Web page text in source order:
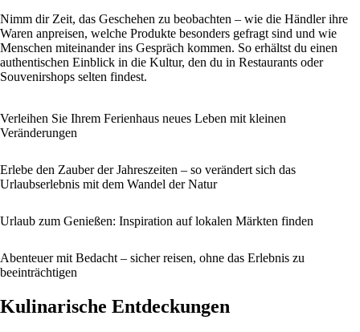
Nimm dir Zeit, das Geschehen zu beobachten – wie die Händler ihre
Waren anpreisen, welche Produkte besonders gefragt sind und wie
Menschen miteinander ins Gespräch kommen. So erhältst du einen
authentischen Einblick in die Kultur, den du in Restaurants oder
Souvenirshops selten findest.
Verleihen Sie Ihrem Ferienhaus neues Leben mit kleinen
Veränderungen
Erlebe den Zauber der Jahreszeiten – so verändert sich das
Urlaubserlebnis mit dem Wandel der Natur
Urlaub zum Genießen: Inspiration auf lokalen Märkten finden
Abenteuer mit Bedacht – sicher reisen, ohne das Erlebnis zu
beeinträchtigen
Kulinarische Entdeckungen